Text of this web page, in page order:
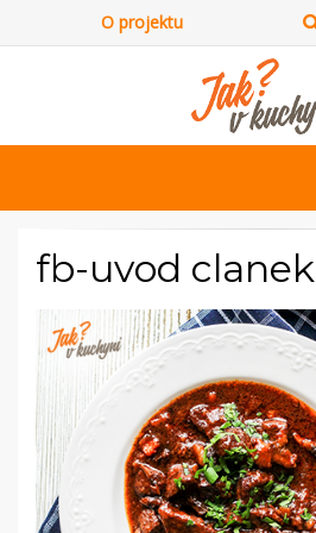
O projektu
fb-uvod clanek